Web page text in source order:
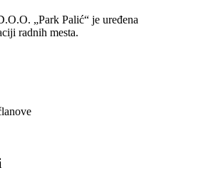
„Park Palić“ je uređena
radnih mesta.